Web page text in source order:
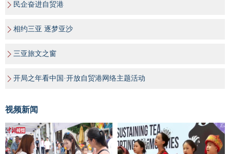
民企奋进自贸港
相约三亚 逐梦亚沙
三亚旅文之窗
开局之年看中国·开放自贸港网络主题活动
视频新闻